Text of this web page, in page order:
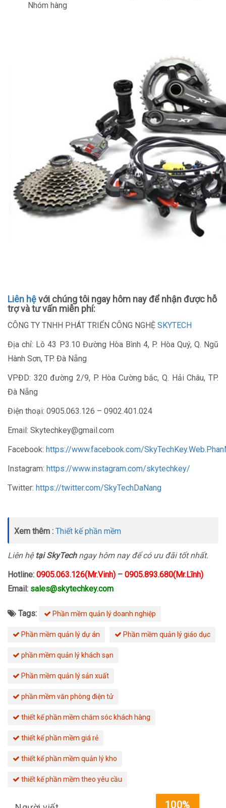
Nhóm hàng
Liên hệvới chúng tôi ngay hôm nay để nhận được hỗ
trợ và tư vấn miễn phí:
CÔNG TY TNHH PHÁT TRIỂN CÔNG NGHỆ SKYTECH
Địa chỉ: Lô 43 P3.10 Đường Hòa Bình 4, P. Hòa Quý, Q. Ngũ
Hành Sơn, TP. Đà Nẵng
VPĐD: 320 đường 2/9, P. Hòa Cường bắc, Q. Hải Châu, TP.
Đà Nẵng
Điện thoại: 0905.063.126 – 0902.401.024
Email: Skytechkey@gmail.com
Facebook: https://www.facebook.com/
Instagram: https://www.instagram.com/skytechkey/
Twitter: https://twitter.com/SkyTechDaNang
Xem thêm : Thiết kế phần mềm
Liên hệ tại SkyTechngay hôm nay để có ưu đãi tốt nhất.
Hotline: 0905.063.126(Mr.Vinh) – 0905.893.680(Mr.Lĩnh)
Email: sales@skytechkey.com
Tags: Phần mềm quản lý doanh nghiệp
Phần mềm quản lý dự án Phần mềm quản lý giáo dục
phần mềm quản lý khách sạn
Phần mềm quản lý sản xuất
phần mềm văn phòng điện tử
thiết kế phần mềm chăm sóc khách hàng
thiết kế phần mềm giá rẻ
thiết kế phần mềm quản lý kho
thiết kế phần mềm theo yêu cầu
100%